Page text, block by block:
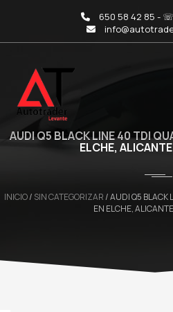
650 58 42 85 -
AUDI Q5 BLACK LINE 40 TDI
ELCHE,
INICIO/ SIN CATEGORIZAR/ AUDI Q5 BLACK
EN ELCHE,